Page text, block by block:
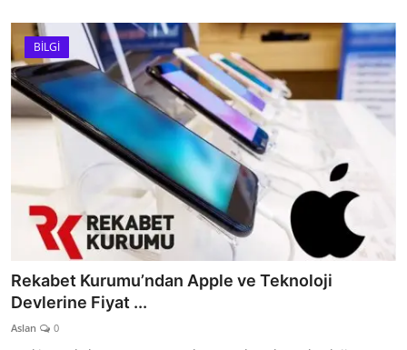
BİLGİ
Rekabet Kurumu’ndan Apple ve Teknoloji
Devlerine Fiyat ...
Aslan 0